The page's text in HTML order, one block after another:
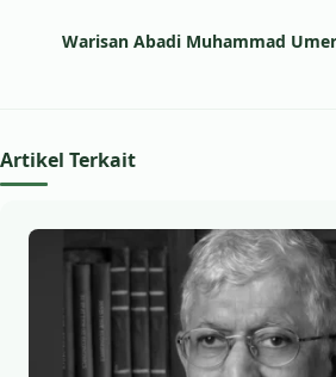
Warisan Abadi Muhammad
Artikel Terkait